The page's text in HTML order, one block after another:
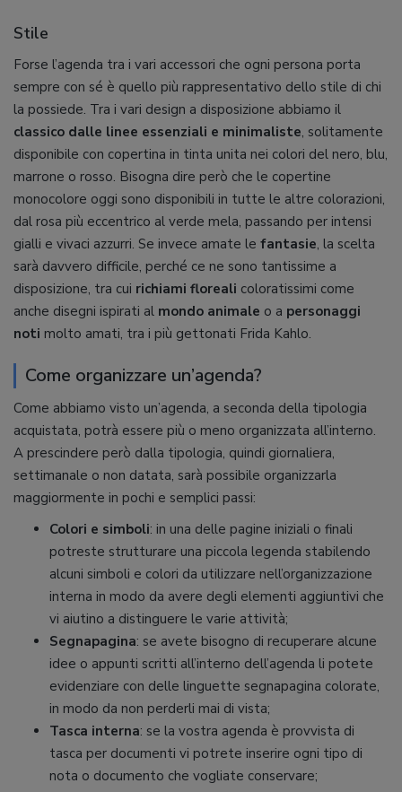
Stile
Forse l’agenda tra i vari accessori che ogni persona porta
sempre con sé è quello più rappresentativo dello stile di chi
la possiede. Tra i vari design a disposizione abbiamo il
classico dalle linee essenziali e minimaliste, solitamente
disponibile con copertina in tinta unita nei colori del nero, blu,
marrone o rosso. Bisogna dire però che le copertine
monocolore oggi sono disponibili in tutte le altre colorazioni,
dal rosa più eccentrico al verde mela, passando per intensi
gialli e vivaci azzurri. Se invece amate le fantasie, la scelta
sarà davvero difficile, perché ce ne sono tantissime a
disposizione, tra cui richiami floreali coloratissimi come
anche disegni ispirati al mondo animale o a personaggi
noti molto amati, tra i più gettonati Frida Kahlo.
Come organizzare un’agenda?
Come abbiamo visto un’agenda, a seconda della tipologia
acquistata, potrà essere più o meno organizzata all’interno.
A prescindere però dalla tipologia, quindi giornaliera,
settimanale o non datata, sarà possibile organizzarla
maggiormente in pochi e semplici passi:
Colori e simboli: in una delle pagine iniziali o finali
potreste strutturare una piccola legenda stabilendo
alcuni simboli e colori da utilizzare nell’organizzazione
interna in modo da avere degli elementi aggiuntivi che
vi aiutino a distinguere le varie attività;
Segnapagina: se avete bisogno di recuperare alcune
idee o appunti scritti all’interno dell’agenda li potete
evidenziare con delle linguette segnapagina colorate,
in modo da non perderli mai di vista;
Tasca interna: se la vostra agenda è provvista di
tasca per documenti vi potrete inserire ogni tipo di
nota o documento che vogliate conservare;